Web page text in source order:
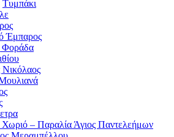
Τυμπάκι
Έμπαρος
Νικόλαος
– Παραλία Άγιος Παντελεήμων